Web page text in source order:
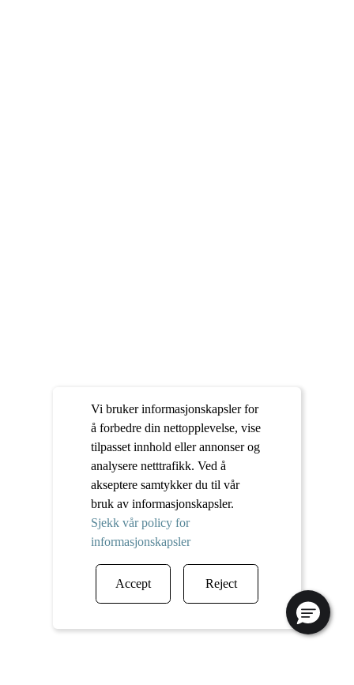
Vi bruker informasjonskapsler for
å forbedre din nettopplevelse, vise
tilpasset innhold eller annonser og
analysere netttrafikk. Ved å
akseptere samtykker du til vår
bruk av informasjonskapsler.
Sjekk vår policy for
informasjonskapsler
Accept Reject